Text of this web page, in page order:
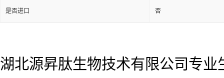
是否进口 否
湖北源昇肽生物技术有限公司专